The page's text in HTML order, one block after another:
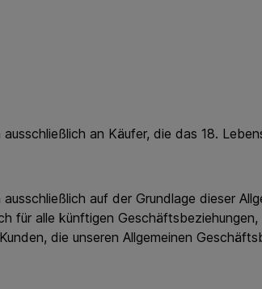
an Käufer, die das 18.
auf der Grundlage dieser
für alle künftigen
die unseren Allgemeinen